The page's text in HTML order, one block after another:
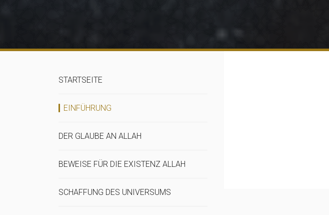
STARTSEITE
EINFÜHRUNG
DER GLAUBE AN ALLAH
BEWEISE FÜR DIE EXISTENZ ALLAH
SCHAFFUNG DES UNIVERSUMS